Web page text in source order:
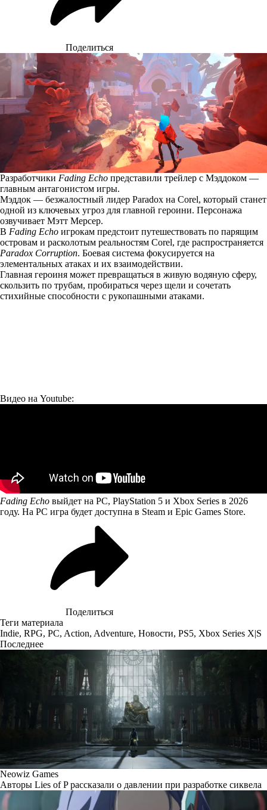
Поделиться
Разработчики Fading Echo представили трейлер с Мэддоком —
главным антагонистом игры.
Мэддок — безжалостный лидер Paradox на Corel, который станет
одной из ключевых угроз для главной героини. Персонажа
озвучивает Мэтт Мерсер.
В Fading Echo игрокам предстоит путешествовать по парящим
островам и расколотым реальностям Corel, где распространяется
Paradox Corruption. Боевая система фокусируется на
элементальных атаках и их взаимодействии.
Главная героиня может превращаться в живую водяную сферу,
скользить по трубам, пробираться через щели и сочетать
стихийные способности с рукопашными атаками.
Видео на Youtube:
Fading Echo выйдет на PC, PlayStation 5 и Xbox Series в 2026
году. На PC игра будет доступна в Steam и Epic Games Store.
Поделиться
Теги материала
Indie, RPG, PC, Action, Adventure, Новости, PS5, Xbox Series X|S
Последнее
Neowiz Games
Авторы Lies of P рассказали о давлении при разработке сиквела